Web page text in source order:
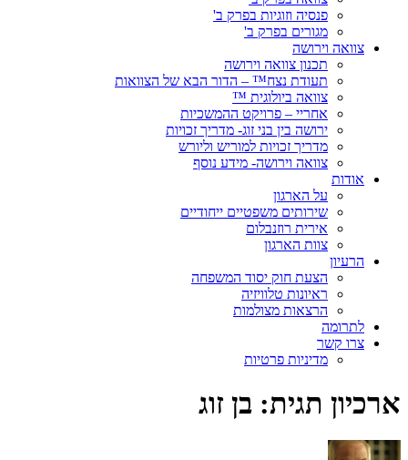
פנסיה וזוגיות בפרק ב'
מגורים בפרק ב'
צוואה וירושה
תכנון צוואה וירושה
תעודת נצח™ – הדור הבא של הצוואות
צוואה ביולוגית ™
אחריי – פרויקט ההמשכיות
ירושה בין בני זוג- מדריך זכויות
מדריך זכויות למוריש וליורש
צוואה וירושה- מידע נוסף
אודות
על הארגון
שירותים משפטיים ייחודיים
אירית רוזנבלום
צוות הארגון
הרעיון
הצעת חוק יסוד המשפחה
ראיונות טלוויזיה
הרצאות מצולמות
לתרומה
צרו קשר
מדיניות פרטיות
ארכיון תגית: בן זוג